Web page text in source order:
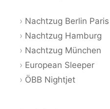
Nachtzug Berlin Paris
Nachtzug Hamburg
Nachtzug München
European Sleeper
ÖBB Nightjet